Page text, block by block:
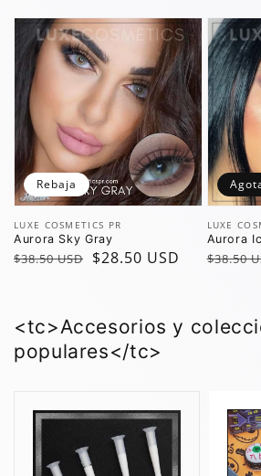
oferta
oferta
Vendedor:
LUXE COSMETICS PR
Aurora Sky Gray
Precio
$38.50 USD
Precio
$28.50 USD
Rebaja
LUXE
Aurora
Precio
$38.50
Precio
<tc>Accesorios y
populares</tc>